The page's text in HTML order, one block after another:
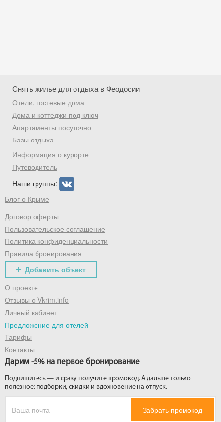
Снять жилье для отдыха в Феодосии
Отели, гостевые дома
Дома и коттеджи под ключ
Апартаменты посуточно
Базы отдыха
Информация о курорте
Путеводитель
Наши группы:
Блог о Крыме
Договор оферты
Пользовательское соглашение
Политика конфиденциальности
Правила бронирования
Добавить объект
О проекте
Отзывы о Vkrim.info
Личный кабинет
Предложение для отелей
Тарифы
Контакты
Дарим -5% на первое бронирование
Подпишитесь — и сразу получите промокод. А дальше только
полезное: подборки, скидки и вдохновение на отпуск.
Забрать промокод
Скидка −5%
Хочешь дешевле? Оставь почту и получи
промокод на первое бронирование!